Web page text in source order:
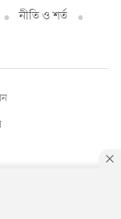
নীতি ও শর্ত